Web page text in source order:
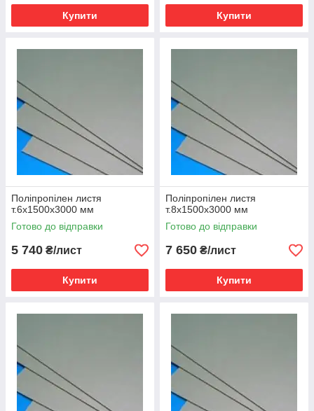
Купити Купити
Поліпропілен листя
т.6х1500х3000 мм
Готово до відправки
5 740 ₴/лист
Купити
Поліпропілен листя
т.8х1500х3000 мм
Готово до відправки
7 650 ₴/лист
Купити